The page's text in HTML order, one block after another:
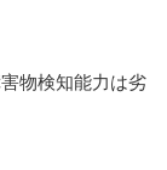
物検知能力は劣